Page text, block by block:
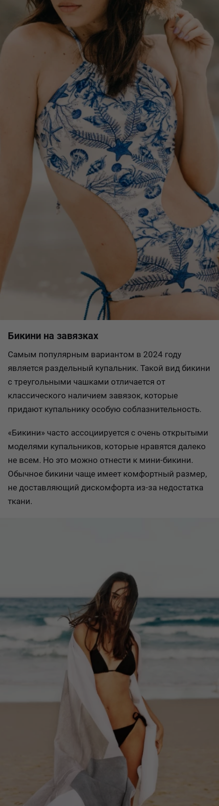
Бикини на завязках
Самым популярным вариантом в 2024 году
является раздельный купальник. Такой вид бикини
с треугольными чашками отличается от
классического наличием завязок, которые
придают купальнику особую соблазнительность.
«Бикини» часто ассоциируется с очень открытыми
моделями купальников, которые нравятся далеко
не всем. Но это можно отнести к мини-бикини.
Обычное бикини чаще имеет комфортный размер,
не доставляющий дискомфорта из-за недостатка
ткани.